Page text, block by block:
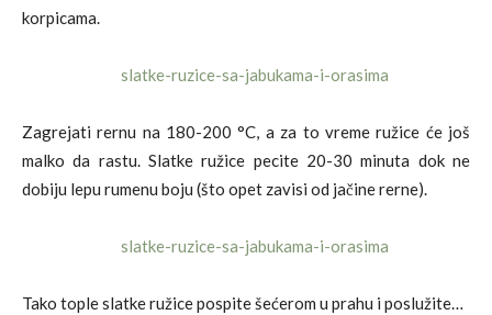
korpicama.
Zagrejati rernu na 180-200 °C, a za to vreme ružice će još
malko da rastu. Slatke ružice pecite 20-30 minuta dok ne
dobiju lepu rumenu boju (što opet zavisi od jačine rerne).
Tako tople slatke ružice pospite šećerom u prahu i poslužite…